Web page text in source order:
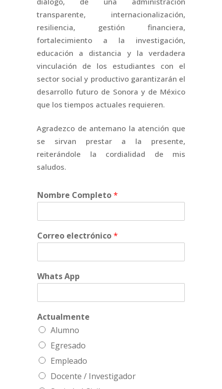
transparente, internacionalización,
resiliencia, gestión financiera,
fortalecimiento a la investigación,
educación a distancia y la verdadera
vinculación de los estudiantes con el
sector social y productivo garantizarán el
desarrollo futuro de Sonora y de México
que los tiempos actuales requieren.
Agradezco de antemano la atención que
se sirvan prestar a la presente,
reiterándole la cordialidad de mis
saludos.
Nombre Completo*
Correo electrónico*
Whats App
Actualmente
Alumno
Egresado
Empleado
Docente / Investigador